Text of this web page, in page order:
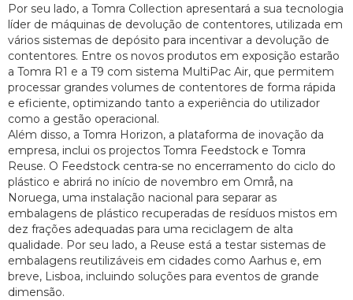
Por seu lado, a Tomra Collection apresentará a sua tecnologia
líder de máquinas de devolução de contentores, utilizada em
vários sistemas de depósito para incentivar a devolução de
contentores. Entre os novos produtos em exposição estarão
a Tomra R1 e a T9 com sistema MultiPac Air, que permitem
processar grandes volumes de contentores de forma rápida
e eficiente, optimizando tanto a experiência do utilizador
como a gestão operacional.
Além disso, a Tomra Horizon, a plataforma de inovação da
empresa, inclui os projectos Tomra Feedstock e Tomra
Reuse. O Feedstock centra-se no encerramento do ciclo do
plástico e abrirá no início de novembro em Områ, na
Noruega, uma instalação nacional para separar as
embalagens de plástico recuperadas de resíduos mistos em
dez frações adequadas para uma reciclagem de alta
qualidade. Por seu lado, a Reuse está a testar sistemas de
embalagens reutilizáveis em cidades como Aarhus e, em
breve, Lisboa, incluindo soluções para eventos de grande
dimensão.